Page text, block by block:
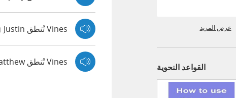
Vines تُنطق Justin
Vines تُنطق Matthew
عرض المزيد
القواعد النحوية